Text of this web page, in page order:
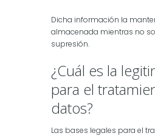
Dicha información la
almacenada mientras no
supresión.
¿Cuál es la
para el
datos?
Las bases legales para el